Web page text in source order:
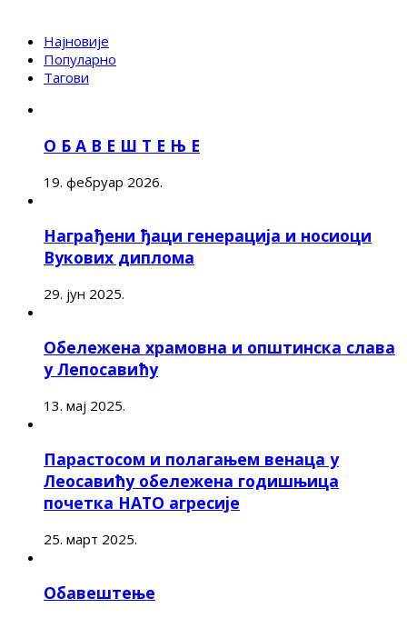
Најновије
Популарно
Тагови
О Б А В Е Ш Т Е Њ Е
19. фебруар 2026.
Награђени ђаци генерација и носиоци
Вукових диплома
29. јун 2025.
Обележена храмовна и општинска слава
у Лепосавићу
13. мај 2025.
Парастосом и полагањем венаца у
Леосавићу обележена годишњица
почетка НАТО агресије
25. март 2025.
Обавештење